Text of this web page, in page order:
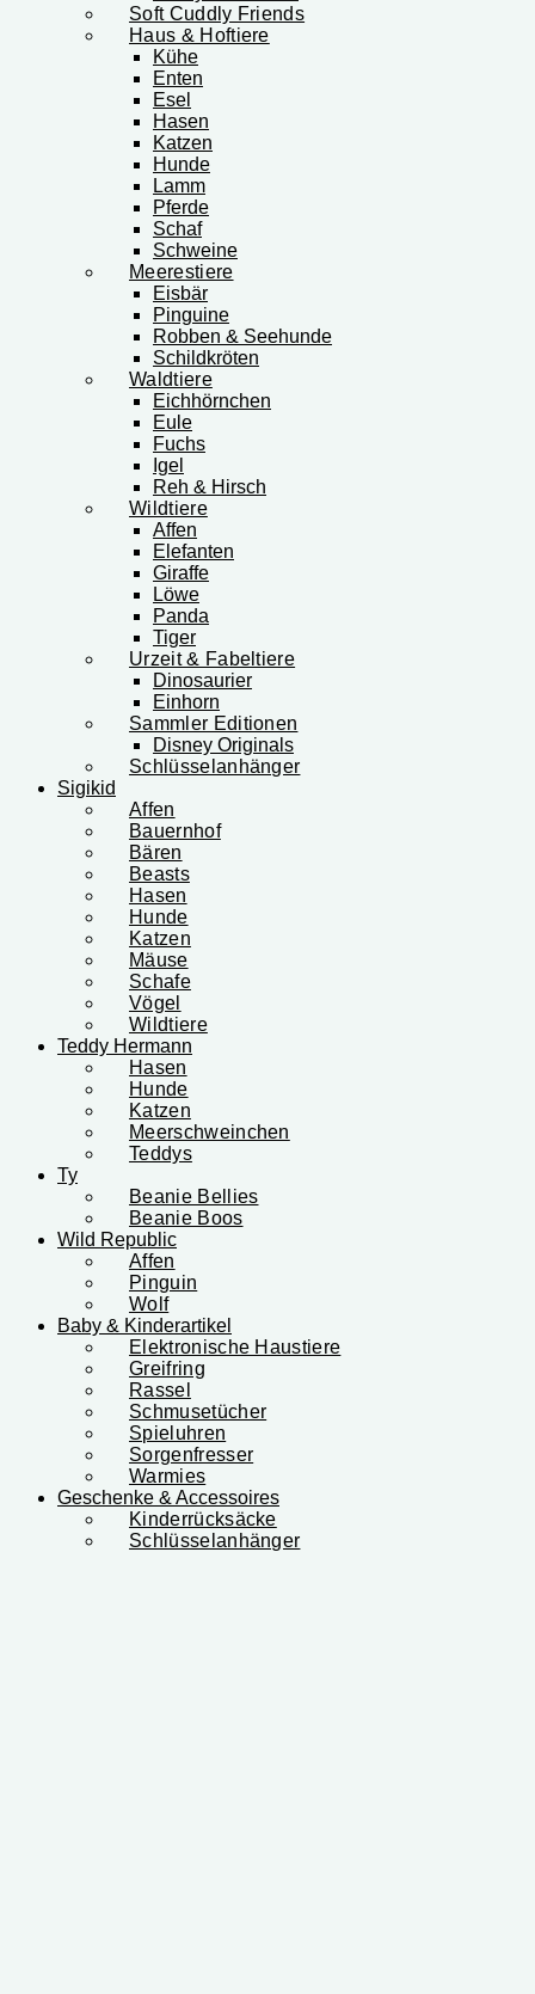
Soft Cuddly Friends
Haus & Hoftiere
Kühe
Enten
Esel
Hasen
Katzen
Hunde
Lamm
Pferde
Schaf
Schweine
Meerestiere
Eisbär
Pinguine
Robben & Seehunde
Schildkröten
Waldtiere
Eichhörnchen
Eule
Fuchs
Igel
Reh & Hirsch
Wildtiere
Affen
Elefanten
Giraffe
Löwe
Panda
Tiger
Urzeit & Fabeltiere
Dinosaurier
Einhorn
Sammler Editionen
Disney Originals
Schlüsselanhänger
Sigikid
Affen
Bauernhof
Bären
Beasts
Hasen
Hunde
Katzen
Mäuse
Schafe
Vögel
Wildtiere
Teddy Hermann
Hasen
Hunde
Katzen
Meerschweinchen
Teddys
Ty
Beanie Bellies
Beanie Boos
Wild Republic
Affen
Pinguin
Wolf
Baby & Kinderartikel
Elektronische Haustiere
Greifring
Rassel
Schmusetücher
Spieluhren
Sorgenfresser
Warmies
Geschenke & Accessoires
Kinderrücksäcke
Schlüsselanhänger